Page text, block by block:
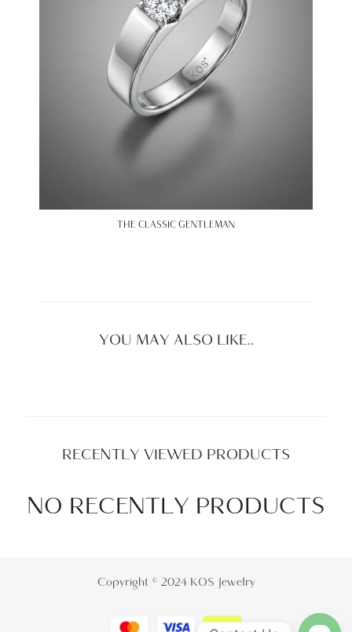
THE CLASSIC GENTLEMAN
YOU MAY ALSO LIKE..
RECENTLY VIEWED PRODUCTS
NO RECENTLY PRODUCTS
Copyright © 2024 KOS Jewelry